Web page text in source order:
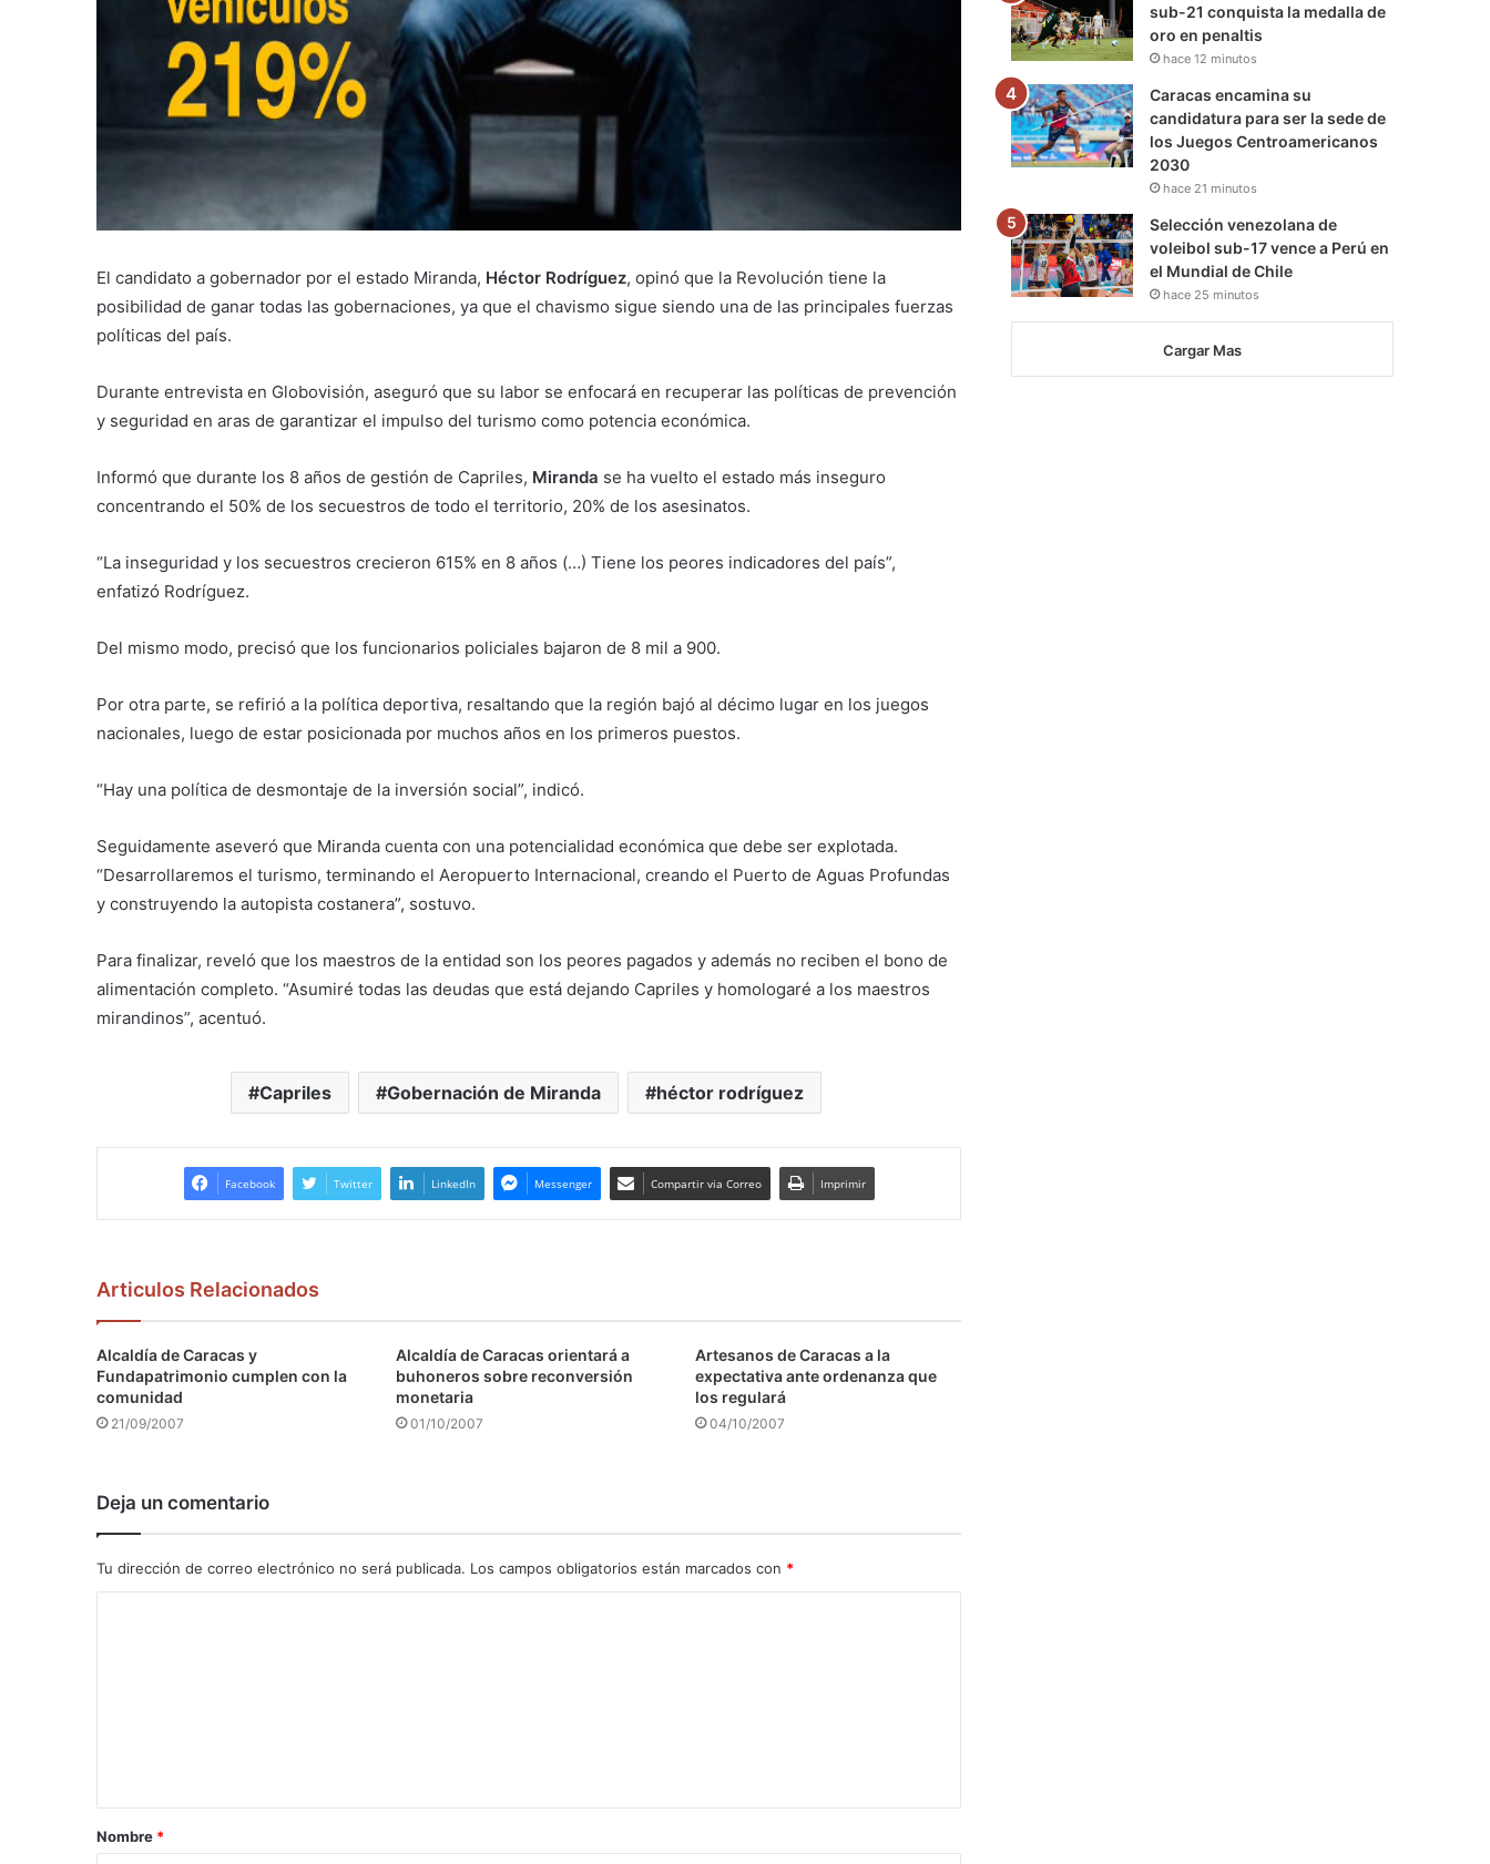
El candidato a gobernador por el estado Miranda, Héctor Rodríguez, opinó que la Revolución tiene la
posibilidad de ganar todas las gobernaciones, ya que el chavismo sigue siendo una de las principales fuerzas
políticas del país.
Durante entrevista en Globovisión, aseguró que su labor se enfocará en recuperar las políticas de prevención
y seguridad en aras de garantizar el impulso del turismo como potencia económica.
Informó que durante los 8 años de gestión de Capriles, Miranda se ha vuelto el estado más inseguro
concentrando el 50% de los secuestros de todo el territorio, 20% de los asesinatos.
“La inseguridad y los secuestros crecieron 615% en 8 años (…) Tiene los peores indicadores del país”,
enfatizó Rodríguez.
Del mismo modo, precisó que los funcionarios policiales bajaron de 8 mil a 900.
Por otra parte, se refirió a la política deportiva, resaltando que la región bajó al décimo lugar en los juegos
nacionales, luego de estar posicionada por muchos años en los primeros puestos.
“Hay una política de desmontaje de la inversión social”, indicó.
Seguidamente aseveró que Miranda cuenta con una potencialidad económica que debe ser explotada.
“Desarrollaremos el turismo, terminando el Aeropuerto Internacional, creando el Puerto de Aguas Profundas
y construyendo la autopista costanera”, sostuvo.
Para finalizar, reveló que los maestros de la entidad son los peores pagados y además no reciben el bono de
alimentación completo. “Asumiré todas las deudas que está dejando Capriles y homologaré a los maestros
mirandinos”, acentuó.
Capriles Gobernación de Miranda héctor rodríguez
Facebook Twitter LinkedIn Messenger Compartir via Correo Imprimir
Articulos Relacionados
Alcaldía de Caracas y
Fundapatrimonio cumplen con la
comunidad
21/09/2007
Alcaldía de Caracas orientará a
buhoneros sobre reconversión
monetaria
01/10/2007
Artesanos de Caracas a la
expectativa ante ordenanza que
los regulará
04/10/2007
Deja un comentario
Tu dirección de correo electrónico no será publicada. Los campos obligatorios están marcados con *
a
r
Nombre *
sub-21 conquista la medalla de
oro en penaltis
hace 12 minutos
Caracas encamina su
candidatura para ser la sede de
los Juegos Centroamericanos
2030
hace 21 minutos
Selección venezolana de
voleibol sub-17 vence a Perú en
el Mundial de Chile
hace 25 minutos
Cargar Mas